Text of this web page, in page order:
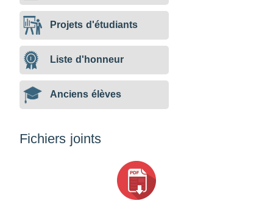
Projets d'étudiants
Liste d'honneur
Anciens élèves
Fichiers joints